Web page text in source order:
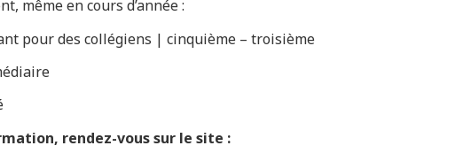
même en cours d’année :
pour des collégiens | cinquième – troisième
rendez-vous sur le site :